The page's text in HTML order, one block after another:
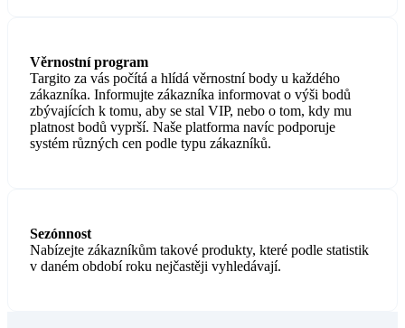
Věrnostní program
Targito za vás počítá a hlídá věrnostní body u každého
zákazníka. Informujte zákazníka informovat o výši bodů
zbývajících k tomu, aby se stal VIP, nebo o tom, kdy mu
platnost bodů vyprší. Naše platforma navíc podporuje
systém různých cen podle typu zákazníků.
Sezónnost
Nabízejte zákazníkům takové produkty, které podle statistik
v daném období roku nejčastěji vyhledávají.